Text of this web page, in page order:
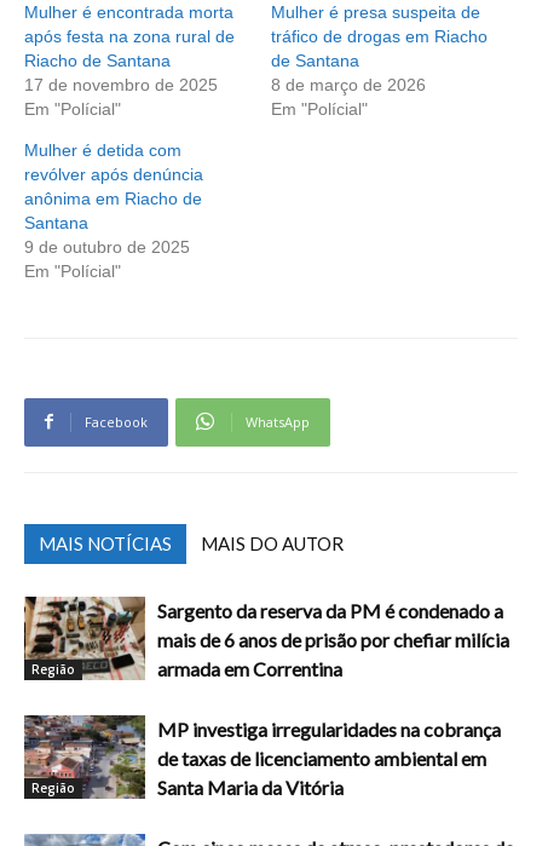
Mulher é encontrada morta
após festa na zona rural de
Riacho de Santana
17 de novembro de 2025
Em "Polícial"
Mulher é presa suspeita de
tráfico de drogas em Riacho
de Santana
8 de março de 2026
Em "Polícial"
Mulher é detida com
revólver após denúncia
anônima em Riacho de
Santana
9 de outubro de 2025
Em "Polícial"
Facebook WhatsApp
MAIS NOTÍCIAS MAIS DO AUTOR
Região
Sargento da reserva da PM é condenado a
mais de 6 anos de prisão por chefiar milícia
armada em Correntina
Região
MP investiga irregularidades na cobrança
de taxas de licenciamento ambiental em
Santa Maria da Vitória